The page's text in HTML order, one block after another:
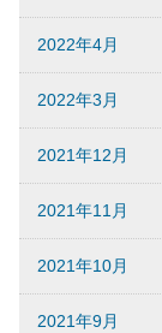
2022年4月
2022年3月
2021年12月
2021年11月
2021年10月
2021年9月